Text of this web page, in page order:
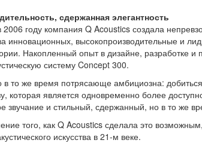
сдержанная элегантность
году компания Q Acoustics создала
инновационных, высокопроизводительные и
Накопленный опыт в дизайне, разработке и
систему Concept 300.
то же время потрясающе амбициозна:
которая является одновременно более
звучание и стильный, сдержанный, но в то же
того, как Q Acoustics сделала это
искусства в 21-м веке.